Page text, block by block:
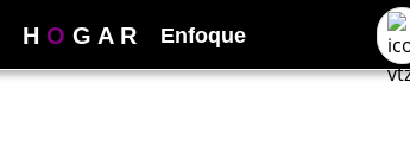
H O G A R Enfoque